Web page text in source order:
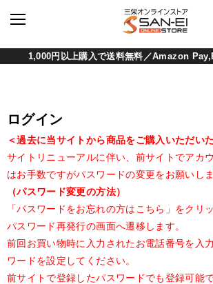
1,000円以上購入で送料無料／Amazon
ログイン
＜過去に当サイトから商品をご購入いただい
サイトリニューアルに伴い、前サイトでアカ
はお手数ですがパスワードの変更をお願いしま
（パスワード変更の方法）
「パスワードをお忘れの方はこちら」をクリ
パスワード再発行の画面へ遷移します。
前回お買い物時に入力されたお電話番号を入
ワードを設定してください。
前サイトで登録したパスワードでも登録可能で